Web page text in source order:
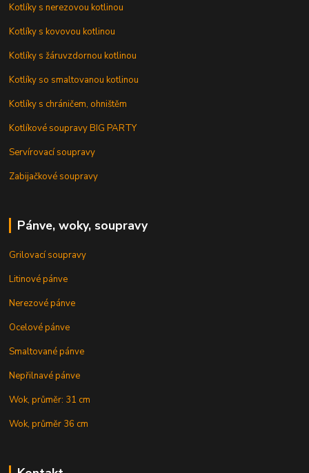
Kotlíky s nerezovou kotlinou
Kotlíky s kovovou kotlinou
Kotlíky s žáruvzdornou kotlinou
Kotlíky so smaltovanou kotlinou
Kotlíky s chráničem, ohništěm
Kotlíkové soupravy BIG PARTY
Servírovací soupravy
Zabijačkové soupravy
Pánve, woky, soupravy
Grilovací soupravy
Litinové pánve
Nerezové pánve
Ocelové pánve
Smaltované pánve
Nepřilnavé pánve
Wok, průměr: 31 cm
Wok, průměr 36 cm